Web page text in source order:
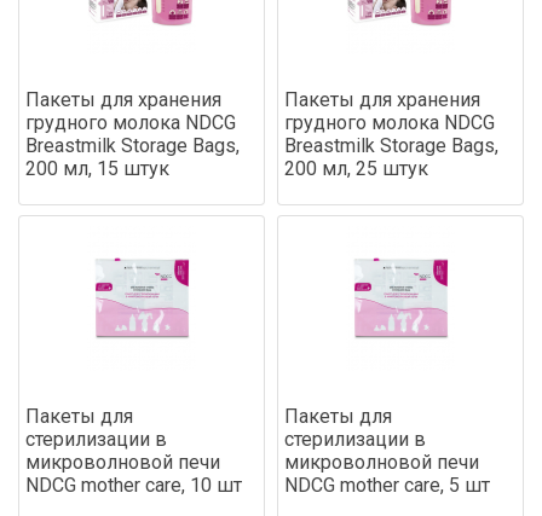
Пакеты для хранения
грудного молока NDCG
Breastmilk Storage Bags,
200 мл, 15 штук
Пакеты для хранения
грудного молока NDCG
Breastmilk Storage Bags,
200 мл, 25 штук
Пакеты для
стерилизации в
микроволновой печи
NDCG mother care, 10 шт
Пакеты для
стерилизации в
микроволновой печи
NDCG mother care, 5 шт